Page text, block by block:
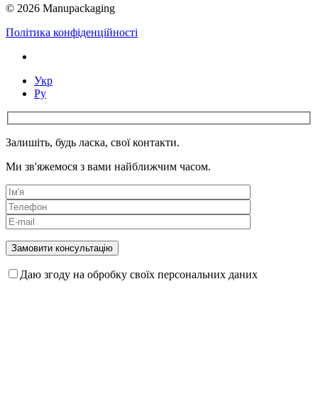
© 2026 Manupackaging
Політика конфіденційності
Укр
Ру
Залишіть, будь ласка, свої контакти.
Ми зв'яжемося з вами найближчим часом.
Даю згоду на обробку своїх персональних даних